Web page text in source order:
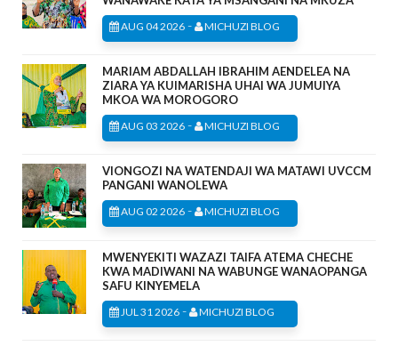
AUG 04 2026 - MICHUZI BLOG
MARIAM ABDALLAH IBRAHIM AENDELEA NA
ZIARA YA KUIMARISHA UHAI WA JUMUIYA
MKOA WA MOROGORO
AUG 03 2026 - MICHUZI BLOG
VIONGOZI NA WATENDAJI WA MATAWI UVCCM
PANGANI WANOLEWA
AUG 02 2026 - MICHUZI BLOG
MWENYEKITI WAZAZI TAIFA ATEMA CHECHE
KWA MADIWANI NA WABUNGE WANAOPANGA
SAFU KINYEMELA
JUL 31 2026 - MICHUZI BLOG